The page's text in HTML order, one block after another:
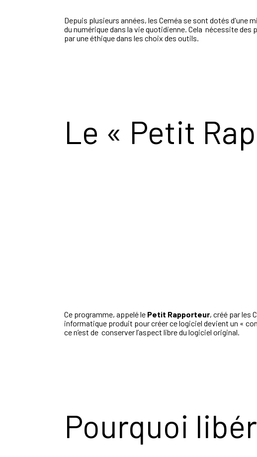
Depuis plusieurs années, les Ceméa se sont dotés d'une
du numérique dans la vie quotidienne. Cela nécessite
par une éthique dans les choix des outils.
Le « Petit
Ce programme, appelé le Petit Rapporteur, créé par les
informatique produit pour créer ce logiciel devient un «
ce n’est de conserver l’aspect libre du logiciel original.
Pourquoi